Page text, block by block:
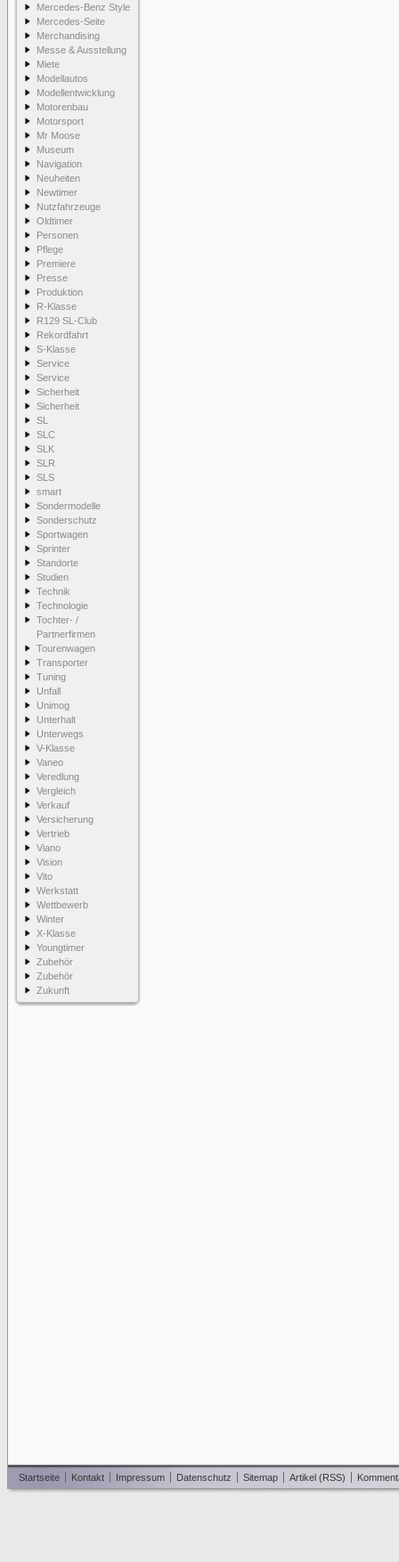
Mercedes-Benz Style
Mercedes-Seite
Merchandising
Messe & Ausstellung
Miete
Modellautos
Modellentwicklung
Motorenbau
Motorsport
Mr Moose
Museum
Navigation
Neuheiten
Newtimer
Nutzfahrzeuge
Oldtimer
Personen
Pflege
Premiere
Presse
Produktion
R-Klasse
R129 SL-Club
Rekordfahrt
S-Klasse
Service
Service
Sicherheit
Sicherheit
SL
SLC
SLK
SLR
SLS
smart
Sondermodelle
Sonderschutz
Sportwagen
Sprinter
Standorte
Studien
Technik
Technologie
Tochter- /
Partnerfirmen
Tourenwagen
Transporter
Tuning
Unfall
Unimog
Unterhalt
Unterwegs
V-Klasse
Vaneo
Veredlung
Vergleich
Verkauf
Versicherung
Vertrieb
Viano
Vision
Vito
Werkstatt
Wettbewerb
Winter
X-Klasse
Youngtimer
Zubehör
Zubehör
Zukunft
Startseite Kontakt Impressum Datenschutz Sitemap Artikel (RSS)